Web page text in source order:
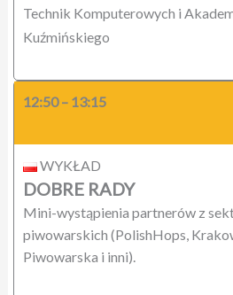
Technik Komputerowych i
Kuźmińskiego
12:50 – 13:15
WYKŁAD
DOBRE RADY
Mini-wystąpienia partnerów z
piwowarskich (PolishHops,
Piwowarska i inni).